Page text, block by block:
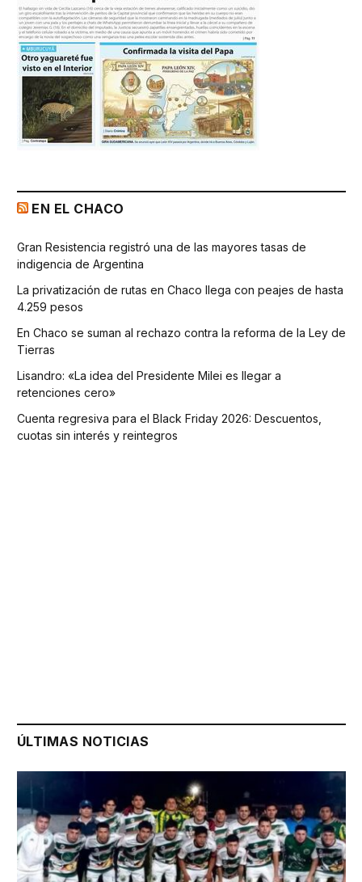
EN EL CHACO
Gran Resistencia registró una de las mayores tasas de
indigencia de Argentina
La privatización de rutas en Chaco llega con peajes de hasta
4.259 pesos
En Chaco se suman al rechazo contra la reforma de la Ley de
Tierras
Lisandro: «La idea del Presidente Milei es llegar a
retenciones cero»
Cuenta regresiva para el Black Friday 2026: Descuentos,
cuotas sin interés y reintegros
ÚLTIMAS NOTICIAS